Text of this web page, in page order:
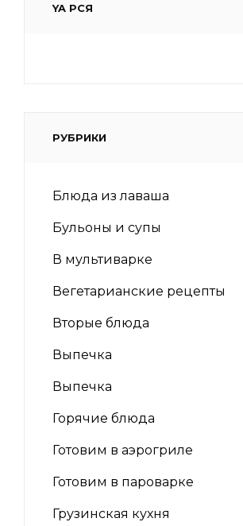
YA РСЯ
РУБРИКИ
Блюда из лаваша
Бульоны и супы
В мультиварке
Вегетарианские рецепты
Вторые блюда
Выпечка
Выпечка
Горячие блюда
Готовим в аэрогриле
Готовим в пароварке
Грузинская кухня